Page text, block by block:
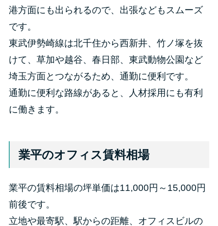
港方面にも出られるので、出張などもスムーズ
です。
東武伊勢崎線は北千住から西新井、竹ノ塚を抜
けて、草加や越谷、春日部、東武動物公園など
埼玉方面とつながるため、通勤に便利です。
通勤に便利な路線があると、人材採用にも有利
に働きます。
業平のオフィス賃料相場
業平の賃料相場の坪単価は11,000円～15,000円
前後です。
立地や最寄駅、駅からの距離、オフィスビルの